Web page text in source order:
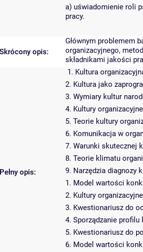
a) uświadomienie roli
pracy.
Skrócony opis:
Głównym problemem
organizacyjnego,
składnikami jakości
Pełny opis:
1. Kultura
2. Kultura jako
3. Wymiary kultur
4. Kultury
5. Teorie kultury
6. Komunikacja w
7. Warunki skutecznej
8. Teorie klimatu
9. Narzędzia diagnozy
1. Model wartości
2. Kultury
3. Kwestionariusz do
4. Sporządzanie
5. Kwestionariusz do
6. Model wartości